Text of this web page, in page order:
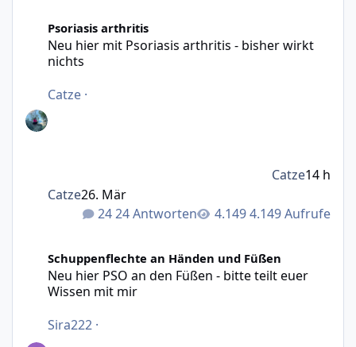
Psoriasis arthritis
Neu hier mit Psoriasis arthritis - bisher wirkt
nichts
Catze ·
24 Antworten 4.149 Aufrufe
Catze26. Mär
Catze14 h
Schuppenflechte an Händen und Füßen
Neu hier PSO an den Füßen - bitte teilt euer
Wissen mit mir
Sira222 ·